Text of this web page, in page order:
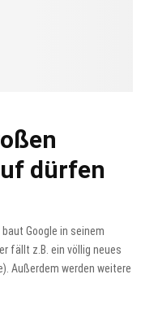
dürfen
Google in seinem
fällt z.B. ein völlig neues
Außerdem werden weitere